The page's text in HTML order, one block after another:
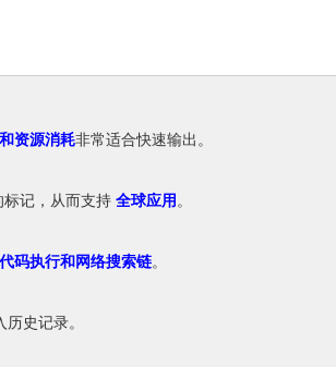
资源消耗非常适合快速输出。
记，从而支持 全球应用。
代码执行和网络搜索链。
史记录。